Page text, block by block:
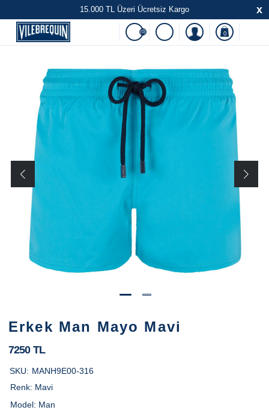
15.000 TL Üzeri Ücretsiz Kargo x
(0) 0
Erkek Man Mayo Mavi
7250 TL
SKU: MANH9E00-316
Renk: Mavi
Model: Man